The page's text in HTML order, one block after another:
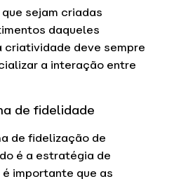
sejam criadas
daqueles
criatividade deve sempre
a interação entre
de fidelidade
de fidelização de
é a estratégia de
importante que as